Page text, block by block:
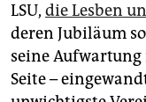
LSU, die Lesben
deren Jubiläum
seine
Seite –